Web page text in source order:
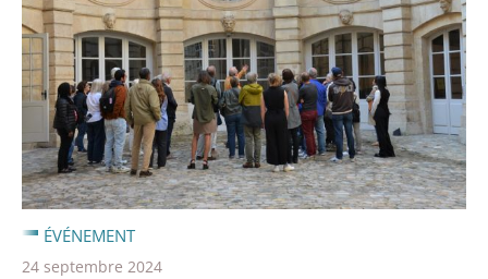
ÉVÉNEMENT
24 septembre 2024